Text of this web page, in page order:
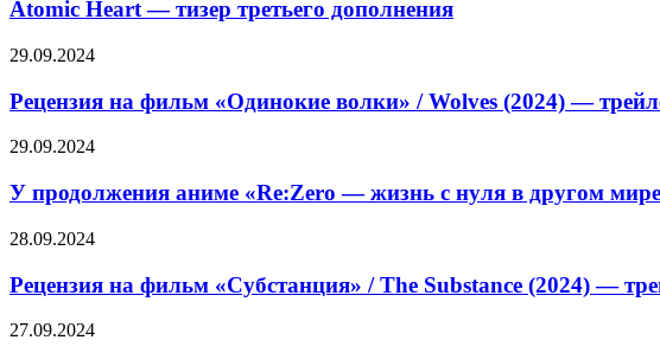
эротического
«Плохая
—
третьего
Atomic Heart — тизер третьего дополнения
Рецензия
фильм
«Одинокие
волки»
Wolves
(2024)
трейлеры,
выхода
29.09.2024
Рецензия на фильм «Одинокие волки» / Wolves (2024) —
У
аниме
«Re:Zero
—
жизнь
с
нуля
другом
29.09.2024
У продолжения аниме «Re:Zero — жизнь с нуля в другом
Рецензия
фильм
«Субстанция»
/
28.09.2024
Рецензия на фильм «Субстанция» / The Substance (2024) —
Ник
27.09.2024